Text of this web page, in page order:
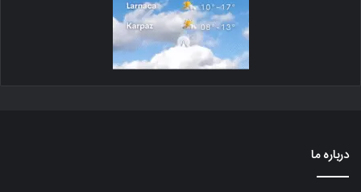
درباره ما